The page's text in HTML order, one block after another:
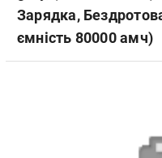
Зарядка,
ємність 80000 амч)